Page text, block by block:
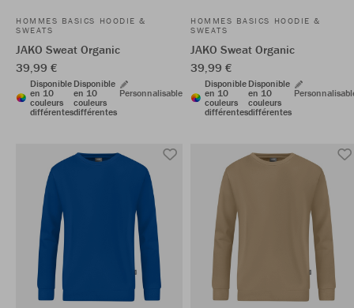
HOMMES BASICS HOODIE &
SWEATS
JAKO Sweat Organic
39,99 €
Disponible
en 10
couleurs
différentes
Disponible
en 10
couleurs
différentes
Personnalisable
HOMMES BASICS HOODIE &
SWEATS
JAKO Sweat Organic
39,99 €
Disponible
en 10
couleurs
différentes
Disponible
en 10
couleurs
différentes